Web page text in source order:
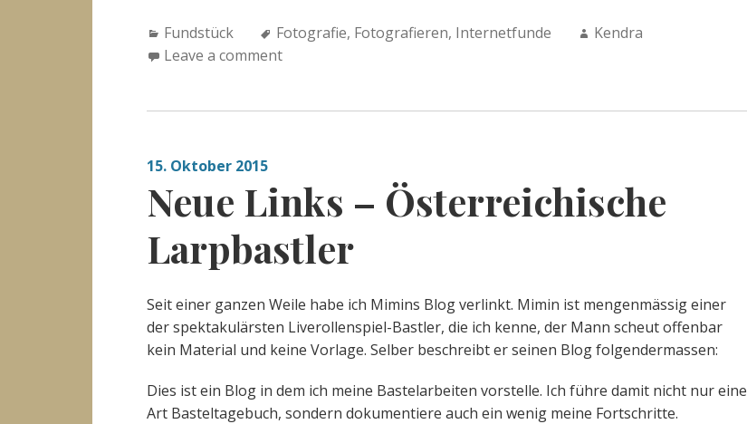
Categories:
Fundstück Tags:
Fotografie, Fotografieren, Internetfunde Author:
Kendra
Leave a comment
15. Oktober 2015
Neue Links – Österreichische
Larpbastler
Seit einer ganzen Weile habe ich Mimins Blog verlinkt. Mimin ist mengenmässig einer
der spektakulärsten Liverollenspiel-Bastler, die ich kenne, der Mann scheut offenbar
kein Material und keine Vorlage. Selber beschreibt er seinen Blog folgendermassen:
Dies ist ein Blog in dem ich meine Bastelarbeiten vorstelle. Ich führe damit nicht nur eine
Art Basteltagebuch, sondern dokumentiere auch ein wenig meine Fortschritte.